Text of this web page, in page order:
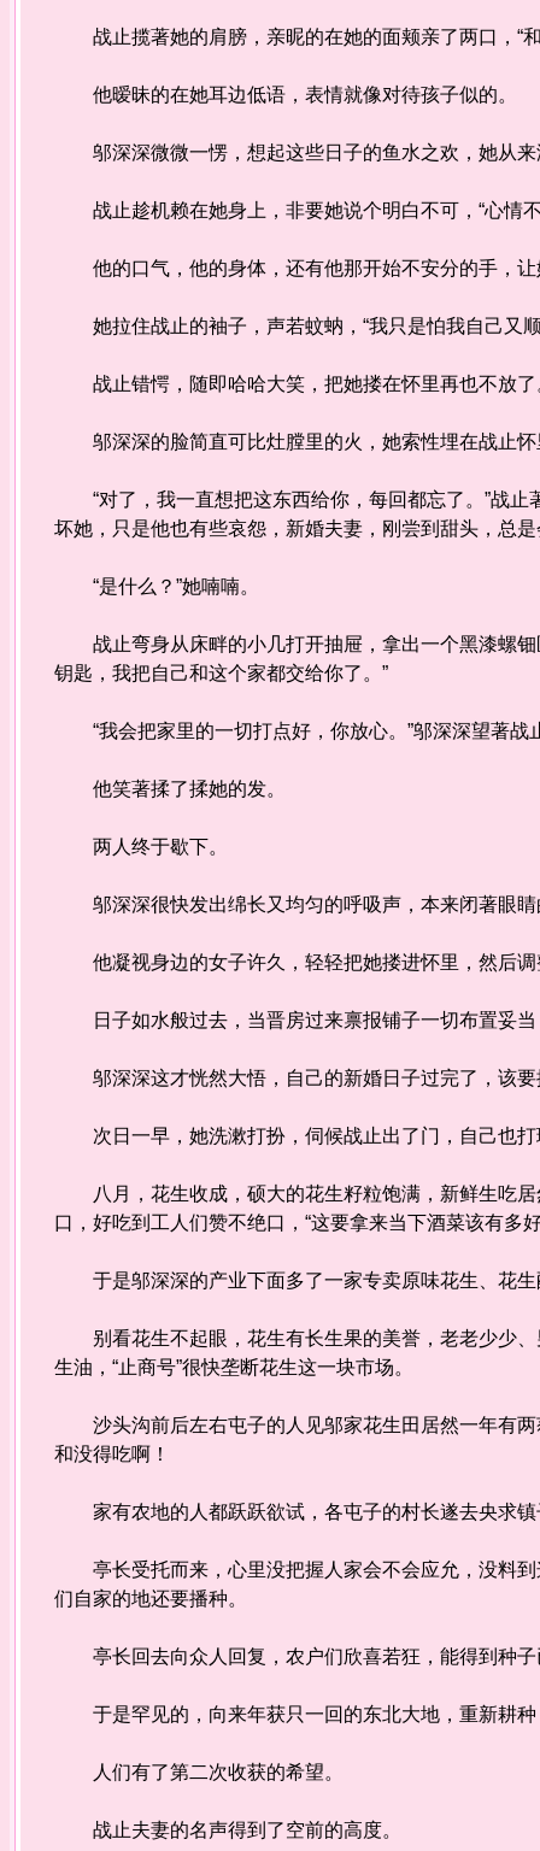
战止揽著她的肩膀，亲昵的在她的面颊亲了两口，“
他暧昧的在她耳边低语，表情就像对待孩子似的。
邬深深微微一愣，想起这些日子的鱼水之欢，她从来
战止趁机赖在她身上，非要她说个明白不可，“心情
他的口气，他的身体，还有他那开始不安分的手，让
她拉住战止的袖子，声若蚊蚋，“我只是怕我自己又
战止错愕，随即哈哈大笑，把她搂在怀里再也不放了
邬深深的脸简直可比灶膛里的火，她索性埋在战止怀
“对了，我一直想把这东西给你，每回都忘了。”战止
坏她，只是他也有些哀怨，新婚夫妻，刚尝到甜头，总
“是什么？”她喃喃。
战止弯身从床畔的小几打开抽屉，拿出一个黑漆螺钿
钥匙，我把自己和这个家都交给你了。”
“我会把家里的一切打点好，你放心。”邬深深望著战
他笑著揉了揉她的发。
两人终于歇下。
邬深深很快发出绵长又均匀的呼吸声，本来闭著眼睛
他凝视身边的女子许久，轻轻把她搂进怀里，然后调
日子如水般过去，当晋房过来禀报铺子一切布置妥当
邬深深这才恍然大悟，自己的新婚日子过完了，该要
次日一早，她洗漱打扮，伺候战止出了门，自己也打
八月，花生收成，硕大的花生籽粒饱满，新鲜生吃居
口，好吃到工人们赞不绝口，“这要拿来当下酒菜该有多
于是邬深深的产业下面多了一家专卖原味花生、花生
别看花生不起眼，花生有长生果的美誉，老老少少、
生油，“止商号”很快垄断花生这一块市场。
沙头沟前后左右屯子的人见邬家花生田居然一年有两
和没得吃啊！
家有农地的人都跃跃欲试，各屯子的村长遂去央求镇
亭长受托而来，心里没把握人家会不会应允，没料到
们自家的地还要播种。
亭长回去向众人回复，农户们欣喜若狂，能得到种子
于是罕见的，向来年获只一回的东北大地，重新耕种
人们有了第二次收获的希望。
战止夫妻的名声得到了空前的高度。